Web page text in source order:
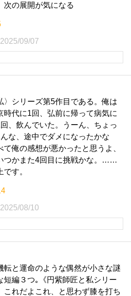
次の展開が気になる
2025/09/07
〉シリーズ第5作目である。俺は
時代に1回、弘前に帰って病気に
、飲んでいた。うーん、ちょっ
な、途中でダメになったかな
て俺の感想が悪かったと思うよ、
つかまた4回目に挑戦かな。……
す。
2025/08/10
転と運命のような偶然が小さな謎
短編３つ｡《円紫師匠と私シリー
これだよこれ、と思わず膝を打ち